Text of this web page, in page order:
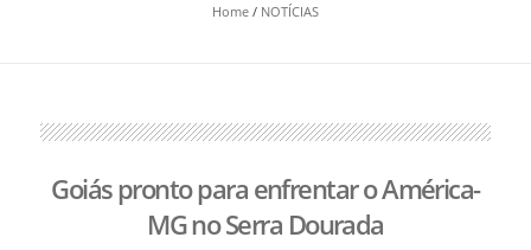
Home/ NOTÍCIAS
Goiás pronto para enfrentar o América-
MG no Serra Dourada